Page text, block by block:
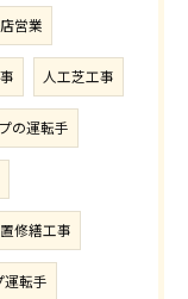
営業
人工芝工事
の運転手
修繕工事
運転手